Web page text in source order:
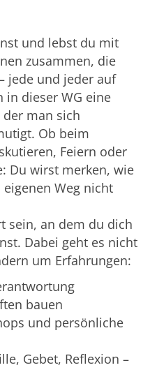
und lebst du mit
zusammen, die
jede und jeder auf
in dieser WG eine
man sich
Ob beim
Feiern oder
Du wirst merken, wie
Weg nicht
sein, an dem du dich
Dabei geht es nicht
um Erfahrungen:
bauen
und persönliche
Gebet, Reflexion –